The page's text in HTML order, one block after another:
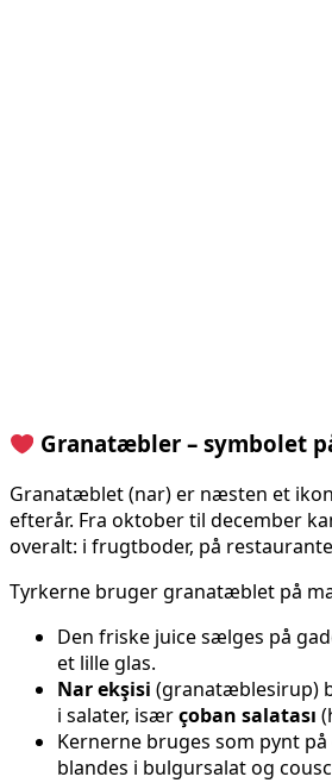
Granatæbler – symbolet
Granatæblet (nar) er næsten et
efterår. Fra oktober til december
overalt: i frugtboder, på
Tyrkerne bruger granatæblet på
Den friske juice sælges på
et lille glas.
Nar ekşisi (granatæblesirup)
i salater, isærçoban salatası
Kernerne bruges som pynt
blandes i bulgursalat og